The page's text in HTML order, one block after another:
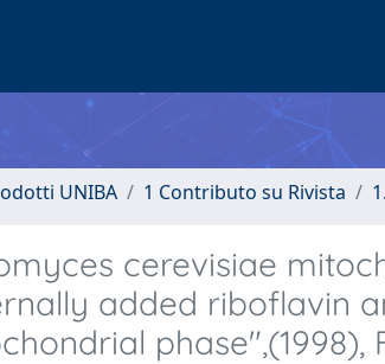
UNIBA 1 Contributo su Rivista
cerevisiae
added riboflavin
phase",(1998),